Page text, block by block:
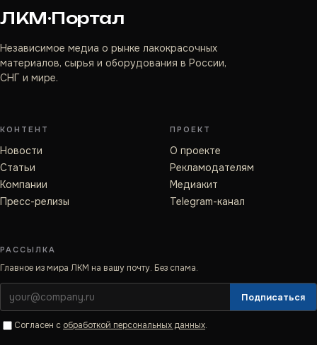
ЛКМ·Портал
Независимое медиа о рынке лакокрасочных
материалов, сырья и оборудования в России,
СНГ и мире.
КОНТЕНТ
Новости
Статьи
Компании
Пресс-релизы
ПРОЕКТ
О проекте
Рекламодателям
Медиакит
Telegram-канал
РАССЫЛКА
Главное из мира ЛКМ на вашу почту. Без спама.
Подписаться
Согласен с обработкой персональных данных.